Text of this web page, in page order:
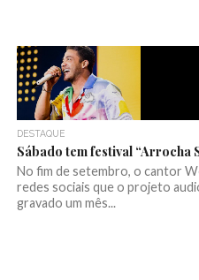
DESTAQUE
Sábado tem festival “Arrocha
No fim de setembro, o cantor
redes sociais que o projeto
gravado um mês...